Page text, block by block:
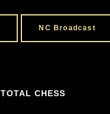
NC Broadcast
TOTAL CHESS